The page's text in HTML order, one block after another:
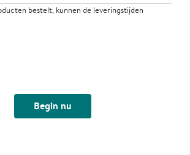
bestelt, kunnen de leveringstijden
Begin nu